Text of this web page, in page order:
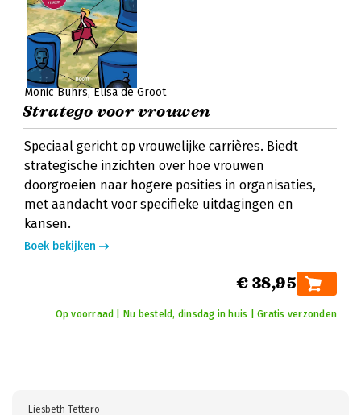
Monic Bührs Elisa de Groot
Stratego voor vrouwen
Speciaal gericht op vrouwelijke carrières. Biedt
strategische inzichten over hoe vrouwen
doorgroeien naar hogere posities in organisaties,
met aandacht voor specifieke uitdagingen en
kansen.
Boek bekijken
€ 38,95
Op voorraad | Nu besteld, dinsdag in huis | Gratis verzonden
Liesbeth Tettero